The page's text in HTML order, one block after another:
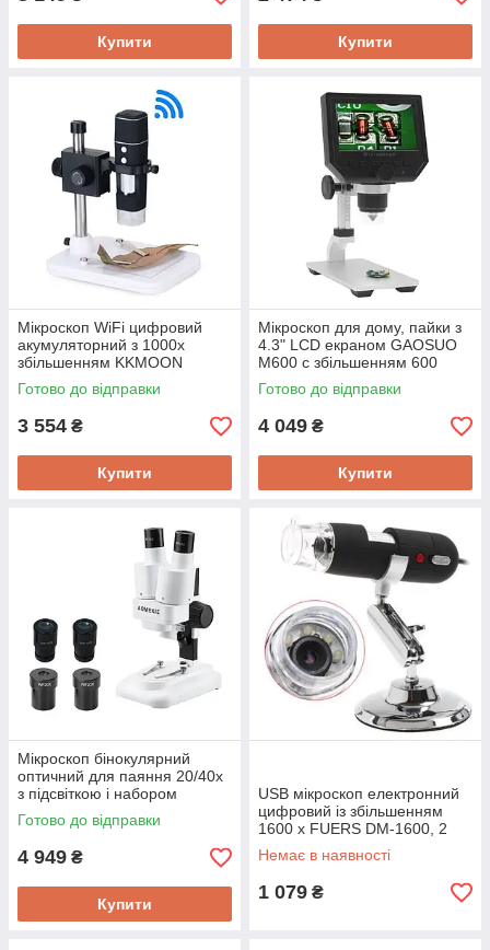
Купити Купити
Мікроскоп WiFi цифровий
акумуляторний з 1000х
збільшенням KKMOON
BX1000, з записом фото/
відео на смартфон
Готово до відправки
3 554 ₴
Купити
Мікроскоп для дому, пайки з
4.3" LCD екраном GAOSUO
M600 c збільшенням 600
разів. Для монтажу SMD
деталей
Готово до відправки
4 049 ₴
Купити
Мікроскоп бінокулярний
оптичний для паяння 20/40х
з підсвіткою і набором
аксесуарів AOMEKIE A20/40
Новинка!
Готово до відправки
4 949 ₴
Купити
USB мікроскоп електронний
цифровий із збільшенням
1600 x FUERS DM-1600, 2
Мп, 8 LED підсвічування
Немає в наявності
1 079 ₴